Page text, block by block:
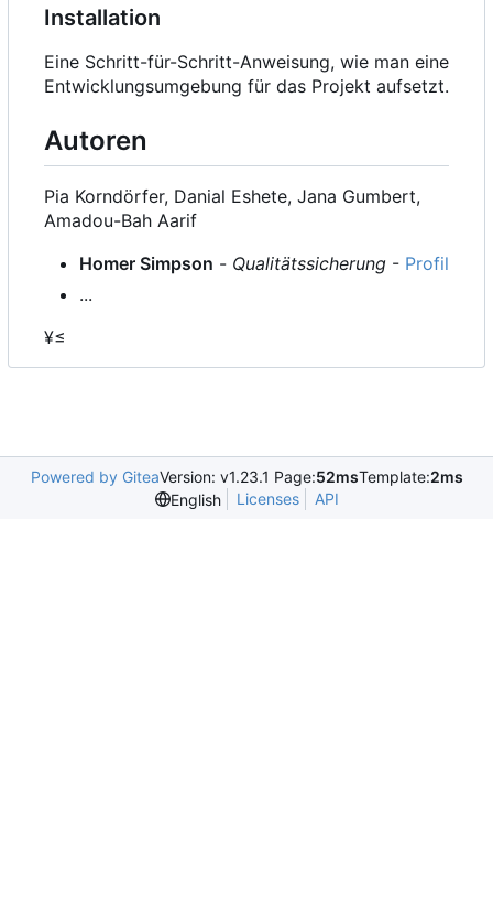
Installation
Eine Schritt-für-Schritt-Anweisung, wie man eine
Entwicklungsumgebung für das Projekt aufsetzt.
Autoren
Pia Korndörfer, Danial Eshete, Jana Gumbert,
Amadou-Bah Aarif
Homer Simpson - Qualitätssicherung - Profil
...
¥≤
Powered by GiteaVersion: v1.23.1 Page:52msTemplate:2ms
English
Licenses API